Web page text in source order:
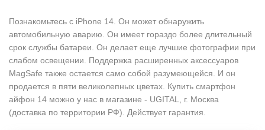
Познакомьтесь с iPhone 14. Он может обнаружить
автомобильную аварию. Он имеет гораздо более длительный
срок службы батареи. Он делает еще лучшие фотографии при
слабом освещении. Поддержка расширенных аксессуаров
MagSafe также остается само собой разумеющейся. И он
продается в пяти великолепных цветах. Купить смартфон
айфон 14 можно у нас в магазине - UGITAL, г. Москва
(доставка по территории РФ). Действует гарантия.